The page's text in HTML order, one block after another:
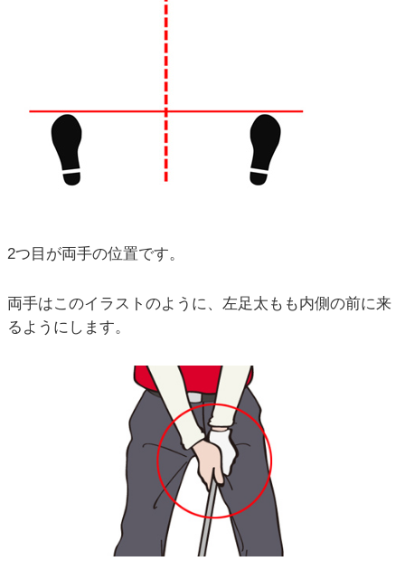
2つ目が両手の位置です。
両手はこのイラストのように、左足太もも内側の前に来
るようにします。